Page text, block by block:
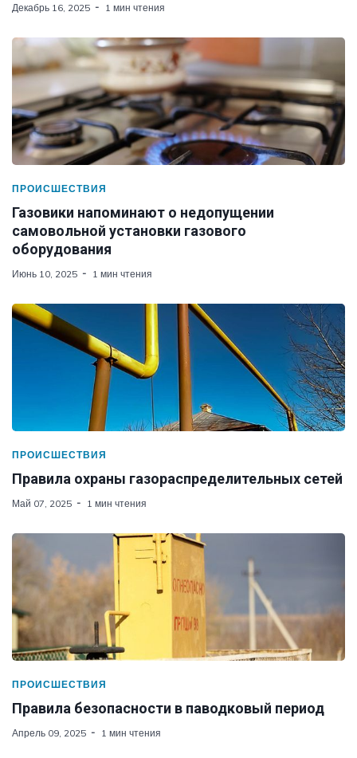
Декабрь 16, 2025 1 мин чтения
ПРОИСШЕСТВИЯ
Газовики напоминают о недопущении
самовольной установки газового
оборудования
Июнь 10, 2025 1 мин чтения
ПРОИСШЕСТВИЯ
Правила охраны газораспределительных сетей
Май 07, 2025 1 мин чтения
ПРОИСШЕСТВИЯ
Правила безопасности в паводковый период
Апрель 09, 2025 1 мин чтения